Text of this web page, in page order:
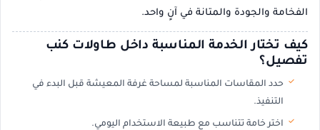
الفخامة والجودة والمتانة في آنٍ واحد.
كيف تختار الخدمة المناسبة داخل طاولات كنب
تفصيل؟
حدد المقاسات المناسبة لمساحة غرفة المعيشة قبل البدء في
التنفيذ.
اختر خامة تتناسب مع طبيعة الاستخدام اليومي.